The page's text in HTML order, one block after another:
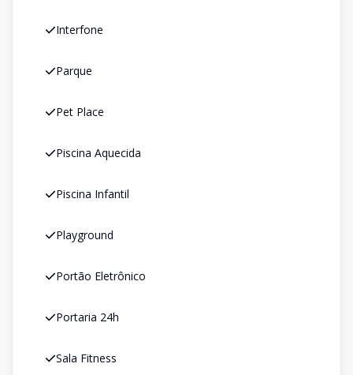
Interfone
Parque
Pet Place
Piscina Aquecida
Piscina Infantil
Playground
Portão Eletrônico
Portaria 24h
Sala Fitness